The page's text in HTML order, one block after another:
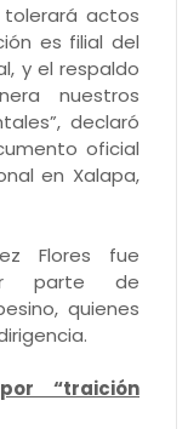
tolerará actos
es filial del
y el respaldo
nuestros
declaró
oficial
en Xalapa,
Flores fue
parte de
quienes
“traición